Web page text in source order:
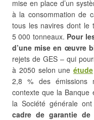
mise en place d’un
à la consommation de
tous les navires dont le
5 000 tonneaux. Pour
d’une mise en œuvre
rejets de GES – qui
à 2050 selon une étude
2,8 % des émissions
contexte que la Banque
la Société générale
cadre de garantie de